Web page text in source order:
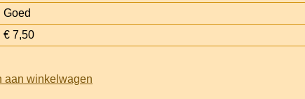
Goed
€ 7,50
aan winkelwagen